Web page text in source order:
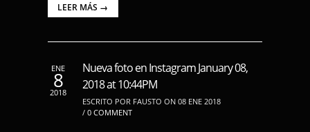
LEER MÁS →
ENE
8
2018
Nueva foto en Instagram January 08,
2018 at 10:44PM
ESCRITO POR FAUSTO ON 08 ENE 2018
/ 0 COMMENT